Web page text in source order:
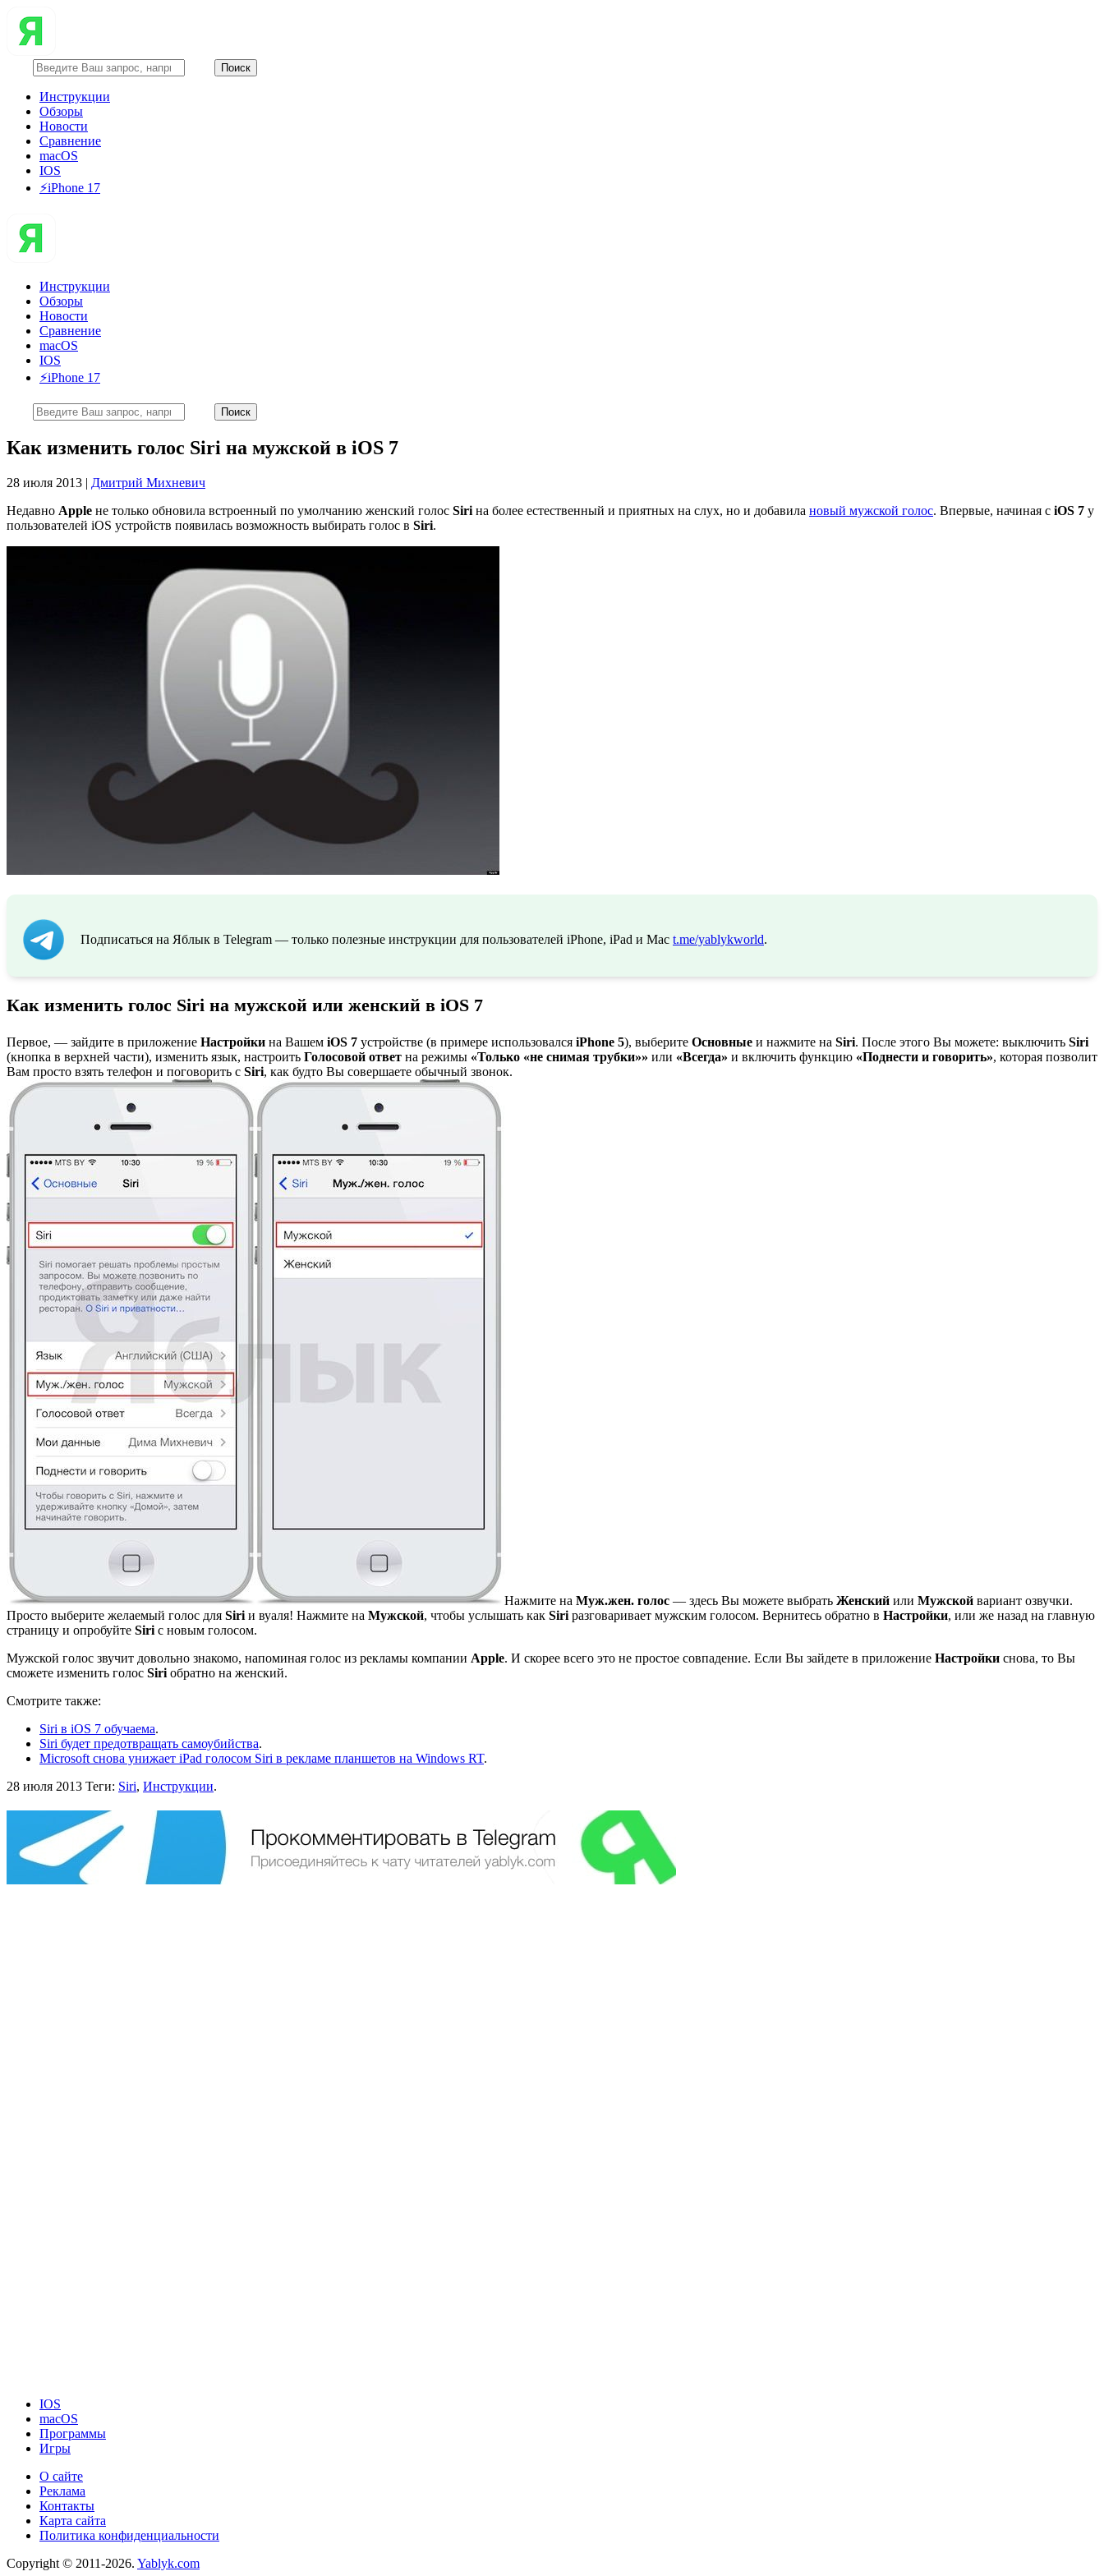
Инструкции
Обзоры
Новости
Сравнение
macOS
IOS
⚡️iPhone 17
Инструкции
Обзоры
Новости
Сравнение
macOS
IOS
⚡️iPhone 17
Как изменить голос Siri на мужской в iOS 7
28 июля 2013 | Дмитрий Михневич
Недавно Apple не только обновила встроенный по умолчанию женский голос Siri на более естественный и приятных на слух, но и добавила новый мужской голос. Впервые, начиная с iOS 7 у
пользователей iOS устройств появилась возможность выбирать голос в Siri.
Подписаться на Яблык в Telegram — только полезные инструкции для пользователей iPhone, iPad и Mac t.me/yablykworld.
Как изменить голос Siri на мужской или женский в iOS 7
Первое, — зайдите в приложение Настройки на Вашем iOS 7 устройстве (в примере использовался iPhone 5), выберите Основные и нажмите на Siri. После этого Вы можете: выключить Siri
(кнопка в верхней части), изменить язык, настроить Голосовой ответ на режимы «Только «не снимая трубки»» или «Всегда» и включить функцию «Поднести и говорить», которая позволит
Вам просто взять телефон и поговорить с Siri, как будто Вы совершаете обычный звонок.
Нажмите на Муж.жен. голос — здесь Вы можете выбрать Женский или Мужской вариант озвучки.
Просто выберите желаемый голос для Siri и вуаля! Нажмите на Мужской, чтобы услышать как Siri разговаривает мужским голосом. Вернитесь обратно в Настройки, или же назад на главную
страницу и опробуйте Siri с новым голосом.
Мужской голос звучит довольно знакомо, напоминая голос из рекламы компании Apple. И скорее всего это не простое совпадение. Если Вы зайдете в приложение Настройки снова, то Вы
сможете изменить голос Siri обратно на женский.
Смотрите также:
Siri в iOS 7 обучаема.
Siri будет предотвращать самоубийства.
Microsoft снова унижает iPad голосом Siri в рекламе планшетов на Windows RT.
28 июля 2013 Теги: Siri, Инструкции.
IOS
macOS
Программы
Игры
О сайте
Реклама
Контакты
Карта сайта
Политика конфиденциальности
Copyright © 2011-2026. Yablyk.сom